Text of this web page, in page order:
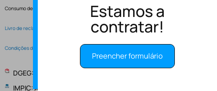
Consumo de Lisboa.
Livro de reclamações electrónico
Condições de Serviço
DGEG: Entidade Instaladora EI-2997
IMPIC: Alvará de obras publicas 148147 - PUB
Estamos a
contratar!
Preencher formulário